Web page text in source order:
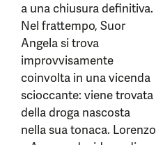
a una chiusura definitiva.
Nel frattempo, Suor
Angela si trova
improvvisamente
coinvolta in una vicenda
scioccante: viene trovata
della droga nascosta
nella sua tonaca. Lorenzo